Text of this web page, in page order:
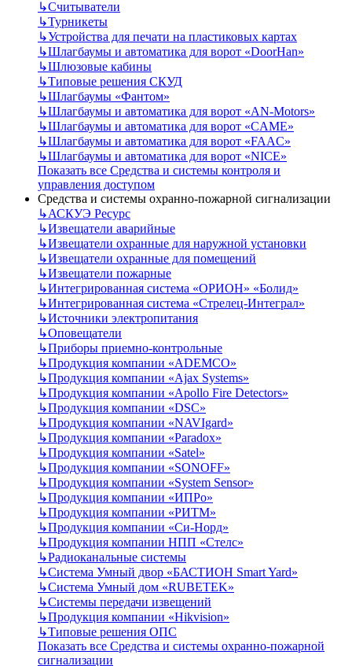
↳Считыватели
↳Турникеты
↳Устройства для печати на пластиковых картах
↳Шлагбаумы и автоматика для ворот «DoorHan»
↳Шлюзовые кабины
↳Типовые решения СКУД
↳Шлагбаумы «Фантом»
↳Шлагбаумы и автоматика для ворот «AN-Motors»
↳Шлагбаумы и автоматика для ворот «CAME»
↳Шлагбаумы и автоматика для ворот «FAAC»
↳Шлагбаумы и автоматика для ворот «NICE»
Показать все Средства и системы контроля и
управления доступом
Средства и системы охранно-пожарной сигнализации
↳АСКУЭ Ресурс
↳Извещатели аварийные
↳Извещатели охранные для наружной установки
↳Извещатели охранные для помещений
↳Извещатели пожарные
↳Интегрированная система «ОРИОН» «Болид»
↳Интегрированная система «Стрелец-Интеграл»
↳Источники электропитания
↳Оповещатели
↳Приборы приемно-контрольные
↳Продукция компании «ADEMCO»
↳Продукция компании «Ajax Systems»
↳Продукция компании «Apollo Fire Detectors»
↳Продукция компании «DSC»
↳Продукция компании «NAVIgard»
↳Продукция компании «Paradox»
↳Продукция компании «Satel»
↳Продукция компании «SONOFF»
↳Продукция компании «System Sensor»
↳Продукция компании «ИПРо»
↳Продукция компании «РИТМ»
↳Продукция компании «Си-Норд»
↳Продукция компании НПП «Стелс»
↳Радиоканальные системы
↳Система Умный двор «БАСТИОН Smart Yard»
↳Система Умный дом «RUBETEK»
↳Системы передачи извещений
↳Продукция компании «Hikvision»
↳Типовые решения ОПС
Показать все Средства и системы охранно-пожарной
сигнализации